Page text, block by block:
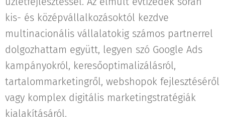
kis- és középvállalkozásoktól kezdve
multinacionális vállalatokig számos partnerrel
dolgozhattam együtt, legyen szó Google Ads
kampányokról, keresőoptimalizálásról,
tartalommarketingről, webshopok fejlesztéséről
vagy komplex digitális marketingstratégiák
kialakításáról.